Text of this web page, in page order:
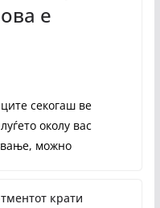
е
секогаш ве
околу вас
можно
крати